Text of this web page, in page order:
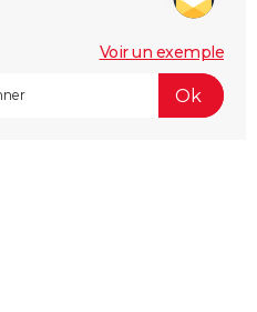
Voir un exemple